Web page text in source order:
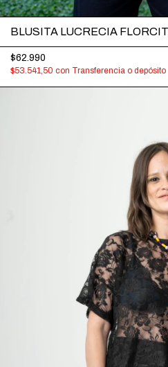
BLUSITA LUCRECIA
$62.990
$53.541,50 con Transferencia o depósito